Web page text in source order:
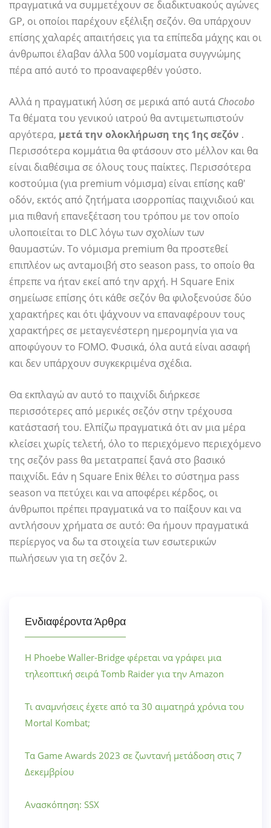
πραγματικά να συμμετέχουν σε διαδικτυακούς αγώνες
GP, οι οποίοι παρέχουν εξέλιξη σεζόν. Θα υπάρχουν
επίσης χαλαρές απαιτήσεις για τα επίπεδα μάχης και οι
άνθρωποι έλαβαν άλλα 500 νομίσματα συγγνώμης
πέρα ​​από αυτό το προαναφερθέν γούστο.
Αλλά η πραγματική λύση σε μερικά από αυτά Chocobo
Τα θέματα του γενικού ιατρού θα αντιμετωπιστούν
αργότερα, μετά την ολοκλήρωση της 1ης σεζόν .
Περισσότερα κομμάτια θα φτάσουν στο μέλλον και θα
είναι διαθέσιμα σε όλους τους παίκτες. Περισσότερα
κοστούμια (για premium νόμισμα) είναι επίσης καθ'
οδόν, εκτός από ζητήματα ισορροπίας παιχνιδιού και
μια πιθανή επανεξέταση του τρόπου με τον οποίο
υλοποιείται το DLC λόγω των σχολίων των
θαυμαστών. Το νόμισμα premium θα προστεθεί
επιπλέον ως ανταμοιβή στο season pass, το οποίο θα
έπρεπε να ήταν εκεί από την αρχή. Η Square Enix
σημείωσε επίσης ότι κάθε σεζόν θα φιλοξενούσε δύο
χαρακτήρες και ότι ψάχνουν να επαναφέρουν τους
χαρακτήρες σε μεταγενέστερη ημερομηνία για να
αποφύγουν το FOMO. Φυσικά, όλα αυτά είναι ασαφή
και δεν υπάρχουν συγκεκριμένα σχέδια.
Θα εκπλαγώ αν αυτό το παιχνίδι διήρκεσε
περισσότερες από μερικές σεζόν στην τρέχουσα
κατάστασή του. Ελπίζω πραγματικά ότι αν μια μέρα
κλείσει χωρίς τελετή, όλο το περιεχόμενο περιεχόμενο
της σεζόν pass θα μετατραπεί ξανά στο βασικό
παιχνίδι. Εάν η Square Enix θέλει το σύστημα pass
season να πετύχει και να αποφέρει κέρδος, οι
άνθρωποι πρέπει πραγματικά να το παίξουν και να
αντλήσουν χρήματα σε αυτό: Θα ήμουν πραγματικά
περίεργος να δω τα στοιχεία των εσωτερικών
πωλήσεων για τη σεζόν 2.
Ενδιαφέροντα Άρθρα
Η Phoebe Waller-Bridge φέρεται να γράφει μια
τηλεοπτική σειρά Tomb Raider για την Amazon
Τι αναμνήσεις έχετε από τα 30 αιματηρά χρόνια του
Mortal Kombat;
Τα Game Awards 2023 σε ζωντανή μετάδοση στις 7
Δεκεμβρίου
Ανασκόπηση: SSX